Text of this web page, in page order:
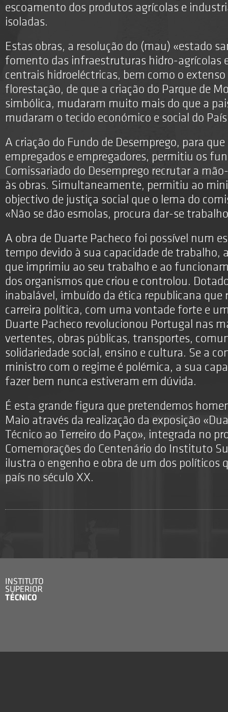
escoamento dos produtos agrícolas e
isoladas.
Estas obras, a resolução do (mau) «estado
fomento das infraestruturas hidro-agrícolas
centrais hidroeléctricas, bem como o
florestação, de que a criação do Parque de
simbólica, mudaram muito mais do que a
mudaram o tecido económico e social do
A criação do Fundo de Desemprego, para
empregados e empregadores, permitiu os
Comissariado do Desemprego recrutar a
às obras. Simultaneamente, permitiu ao
objectivo de justiça social que o lema do
«Não se dão esmolas, procura dar-se
A obra de Duarte Pacheco foi possível num
tempo devido à sua capacidade de trabalho,
que imprimiu ao seu trabalho e ao
dos organismos que criou e controlou.
inabalável, imbuído da ética republicana que
carreira política, com uma vontade forte e
Duarte Pacheco revolucionou Portugal nas
vertentes, obras públicas, transportes,
solidariedade social, ensino e cultura. Se a
ministro com o regime é polémica, a sua
fazer bem nunca estiveram em dúvida.
É esta grande figura que pretendemos
Maio através da realização da exposição
Técnico ao Terreiro do Paço», integrada no
Comemorações do Centenário do Instituto
ilustra o engenho e obra de um dos políticos
país no século XX.